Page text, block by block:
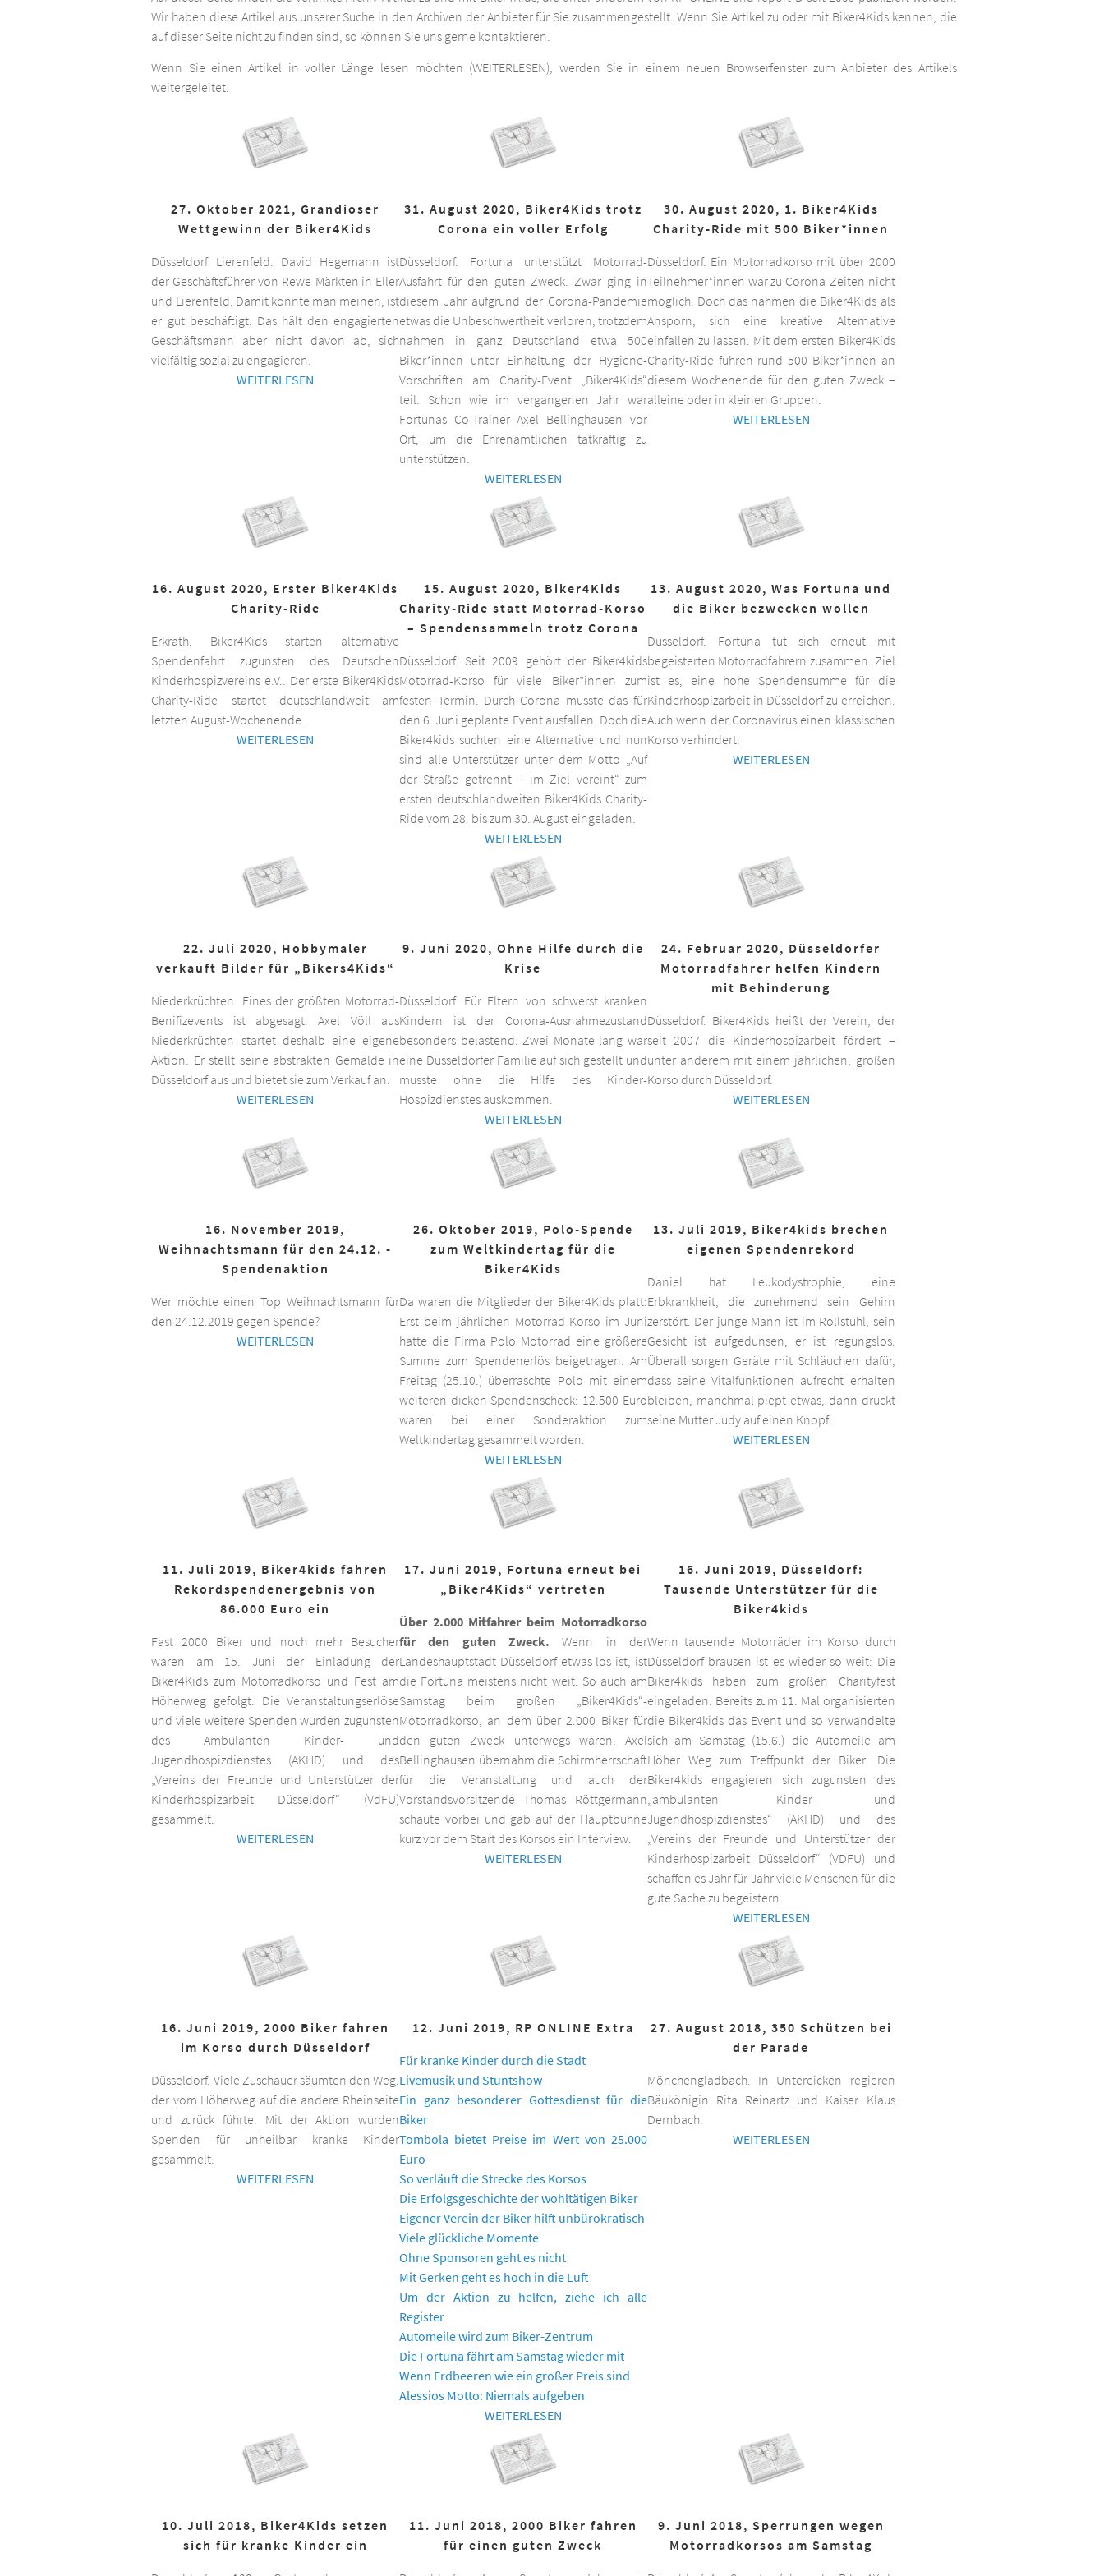
Wir haben diese Artikel aus unserer Suche in den Archiven der Anbieter für Sie zusammengestellt. Wenn Sie Artikel zu oder mit Biker4Kids kennen, die
auf dieser Seite nicht zu finden sind, so können Sie uns gerne kontaktieren.
Wenn Sie einen Artikel in voller Länge lesen möchten (WEITERLESEN), werden Sie in einem neuen Browserfenster zum Anbieter des Artikels
weitergeleitet.
27. Oktober 2021, Grandioser
Wettgewinn der Biker4Kids
Düsseldorf Lierenfeld. David Hegemann ist
der Geschäftsführer von Rewe-Märkten in Eller
und Lierenfeld. Damit könnte man meinen, ist
er gut beschäftigt. Das hält den engagierten
Geschäftsmann aber nicht davon ab, sich
vielfältig sozial zu engagieren.
WEITERLESEN
31. August 2020, Biker4Kids trotz
Corona ein voller Erfolg
Düsseldorf. Fortuna unterstützt Motorrad-
Ausfahrt für den guten Zweck. Zwar ging in
diesem Jahr aufgrund der Corona-Pandemie
etwas die Unbeschwertheit verloren, trotzdem
nahmen in ganz Deutschland etwa 500
Biker*innen unter Einhaltung der Hygiene-
Vorschriften am Charity-Event „Biker4Kids“
teil. Schon wie im vergangenen Jahr war
Fortunas Co-Trainer Axel Bellinghausen vor
Ort, um die Ehrenamtlichen tatkräftig zu
unterstützen.
WEITERLESEN
30. August 2020, 1. Biker4Kids
Charity-Ride mit 500 Biker*innen
Düsseldorf. Ein Motorradkorso mit über 2000
Teilnehmer*innen war zu Corona-Zeiten nicht
möglich. Doch das nahmen die Biker4Kids als
Ansporn, sich eine kreative Alternative
einfallen zu lassen. Mit dem ersten Biker4Kids
Charity-Ride fuhren rund 500 Biker*innen an
diesem Wochenende für den guten Zweck –
alleine oder in kleinen Gruppen.
WEITERLESEN
16. August 2020, Erster Biker4Kids
Charity-Ride
Erkrath. Biker4Kids starten alternative
Spendenfahrt zugunsten des Deutschen
Kinderhospizvereins e.V.. Der erste Biker4Kids
Charity-Ride startet deutschlandweit am
letzten August-Wochenende.
WEITERLESEN
15. August 2020, Biker4Kids
Charity-Ride statt Motorrad-Korso
– Spendensammeln trotz Corona
Düsseldorf. Seit 2009 gehört der Biker4kids
Motorrad-Korso für viele Biker*innen zum
festen Termin. Durch Corona musste das für
den 6. Juni geplante Event ausfallen. Doch die
Biker4kids suchten eine Alternative und nun
sind alle Unterstützer unter dem Motto „Auf
der Straße getrennt – im Ziel vereint“ zum
ersten deutschlandweiten Biker4Kids Charity-
Ride vom 28. bis zum 30. August eingeladen.
WEITERLESEN
13. August 2020, Was Fortuna und
die Biker bezwecken wollen
Düsseldorf. Fortuna tut sich erneut mit
begeisterten Motorradfahrern zusammen. Ziel
ist es, eine hohe Spendensumme für die
Kinderhospizarbeit in Düsseldorf zu erreichen.
Auch wenn der Coronavirus einen klassischen
Korso verhindert.
WEITERLESEN
22. Juli 2020, Hobbymaler
verkauft Bilder für „Bikers4Kids“
Niederkrüchten. Eines der größten Motorrad-
Benifizevents ist abgesagt. Axel Völl aus
Niederkrüchten startet deshalb eine eigene
Aktion. Er stellt seine abstrakten Gemälde in
Düsseldorf aus und bietet sie zum Verkauf an.
WEITERLESEN
9. Juni 2020, Ohne Hilfe durch die
Krise
Düsseldorf. Für Eltern von schwerst kranken
Kindern ist der Corona-Ausnahmezustand
besonders belastend. Zwei Monate lang war
eine Düsseldorfer Familie auf sich gestellt und
musste ohne die Hilfe des Kinder-
Hospizdienstes auskommen.
WEITERLESEN
24. Februar 2020, Düsseldorfer
Motorradfahrer helfen Kindern
mit Behinderung
Düsseldorf. Biker4Kids heißt der Verein, der
seit 2007 die Kinderhospizarbeit fördert –
unter anderem mit einem jährlichen, großen
Korso durch Düsseldorf.
WEITERLESEN
16. November 2019,
Weihnachtsmann für den 24.12. -
Spendenaktion
Wer möchte einen Top Weihnachtsmann für
den 24.12.2019 gegen Spende?
WEITERLESEN
26. Oktober 2019, Polo-Spende
zum Weltkindertag für die
Biker4Kids
Da waren die Mitglieder der Biker4Kids platt:
Erst beim jährlichen Motorrad-Korso im Juni
hatte die Firma Polo Motorrad eine größere
Summe zum Spendenerlös beigetragen. Am
Freitag (25.10.) überraschte Polo mit einem
weiteren dicken Spendenscheck: 12.500 Euro
waren bei einer Sonderaktion zum
Weltkindertag gesammelt worden.
WEITERLESEN
13. Juli 2019, Biker4kids brechen
eigenen Spendenrekord
Daniel hat Leukodystrophie, eine
Erbkrankheit, die zunehmend sein Gehirn
zerstört. Der junge Mann ist im Rollstuhl, sein
Gesicht ist aufgedunsen, er ist regungslos.
Überall sorgen Geräte mit Schläuchen dafür,
dass seine Vitalfunktionen aufrecht erhalten
bleiben, manchmal piept etwas, dann drückt
seine Mutter Judy auf einen Knopf.
WEITERLESEN
11. Juli 2019, Biker4kids fahren
Rekordspendenergebnis von
86.000 Euro ein
Fast 2000 Biker und noch mehr Besucher
waren am 15. Juni der Einladung der
Biker4Kids zum Motorradkorso und Fest am
Höherweg gefolgt. Die Veranstaltungserlöse
und viele weitere Spenden wurden zugunsten
des Ambulanten Kinder- und
Jugendhospizdienstes (AKHD) und des
„Vereins der Freunde und Unterstützer der
Kinderhospizarbeit Düsseldorf“ (VdFU)
gesammelt.
WEITERLESEN
17. Juni 2019, Fortuna erneut bei
„Biker4Kids“ vertreten
Über 2.000 Mitfahrer beim Motorradkorso
für den guten Zweck. Wenn in der
Landeshauptstadt Düsseldorf etwas los ist, ist
die Fortuna meistens nicht weit. So auch am
Samstag beim großen „Biker4Kids“-
Motorradkorso, an dem über 2.000 Biker für
den guten Zweck unterwegs waren. Axel
Bellinghausen übernahm die Schirmherrschaft
für die Veranstaltung und auch der
Vorstandsvorsitzende Thomas Röttgermann
schaute vorbei und gab auf der Hauptbühne
kurz vor dem Start des Korsos ein Interview.
WEITERLESEN
16. Juni 2019, Düsseldorf:
Tausende Unterstützer für die
Biker4kids
Wenn tausende Motorräder im Korso durch
Düsseldorf brausen ist es wieder so weit: Die
Biker4kids haben zum großen Charityfest
eingeladen. Bereits zum 11. Mal organisierten
die Biker4kids das Event und so verwandelte
sich am Samstag (15.6.) die Automeile am
Höher Weg zum Treffpunkt der Biker. Die
Biker4kids engagieren sich zugunsten des
„ambulanten Kinder- und
Jugendhospizdienstes“ (AKHD) und des
„Vereins der Freunde und Unterstützer der
Kinderhospizarbeit Düsseldorf“ (VDFU) und
schaffen es Jahr für Jahr viele Menschen für die
gute Sache zu begeistern.
WEITERLESEN
16. Juni 2019, 2000 Biker fahren
im Korso durch Düsseldorf
Düsseldorf. Viele Zuschauer säumten den Weg,
der vom Höherweg auf die andere Rheinseite
und zurück führte. Mit der Aktion wurden
Spenden für unheilbar kranke Kinder
gesammelt.
WEITERLESEN
12. Juni 2019, RP ONLINE Extra
Für kranke Kinder durch die Stadt
Livemusik und Stuntshow
Ein ganz besonderer Gottesdienst für die
Biker
Tombola bietet Preise im Wert von 25.000
Euro
So verläuft die Strecke des Korsos
Die Erfolgsgeschichte der wohltätigen Biker
Eigener Verein der Biker hilft unbürokratisch
Viele glückliche Momente
Ohne Sponsoren geht es nicht
Mit Gerken geht es hoch in die Luft
Um der Aktion zu helfen, ziehe ich alle
Register
Automeile wird zum Biker-Zentrum
Die Fortuna fährt am Samstag wieder mit
Wenn Erdbeeren wie ein großer Preis sind
Alessios Motto: Niemals aufgeben
WEITERLESEN
27. August 2018, 350 Schützen bei
der Parade
Mönchengladbach. In Untereicken regieren
Bäukönigin Rita Reinartz und Kaiser Klaus
Dernbach.
WEITERLESEN
10. Juli 2018, Biker4Kids setzen
sich für kranke Kinder ein
11. Juni 2018, 2000 Biker fahren
für einen guten Zweck
9. Juni 2018, Sperrungen wegen
Motorradkorsos am Samstag